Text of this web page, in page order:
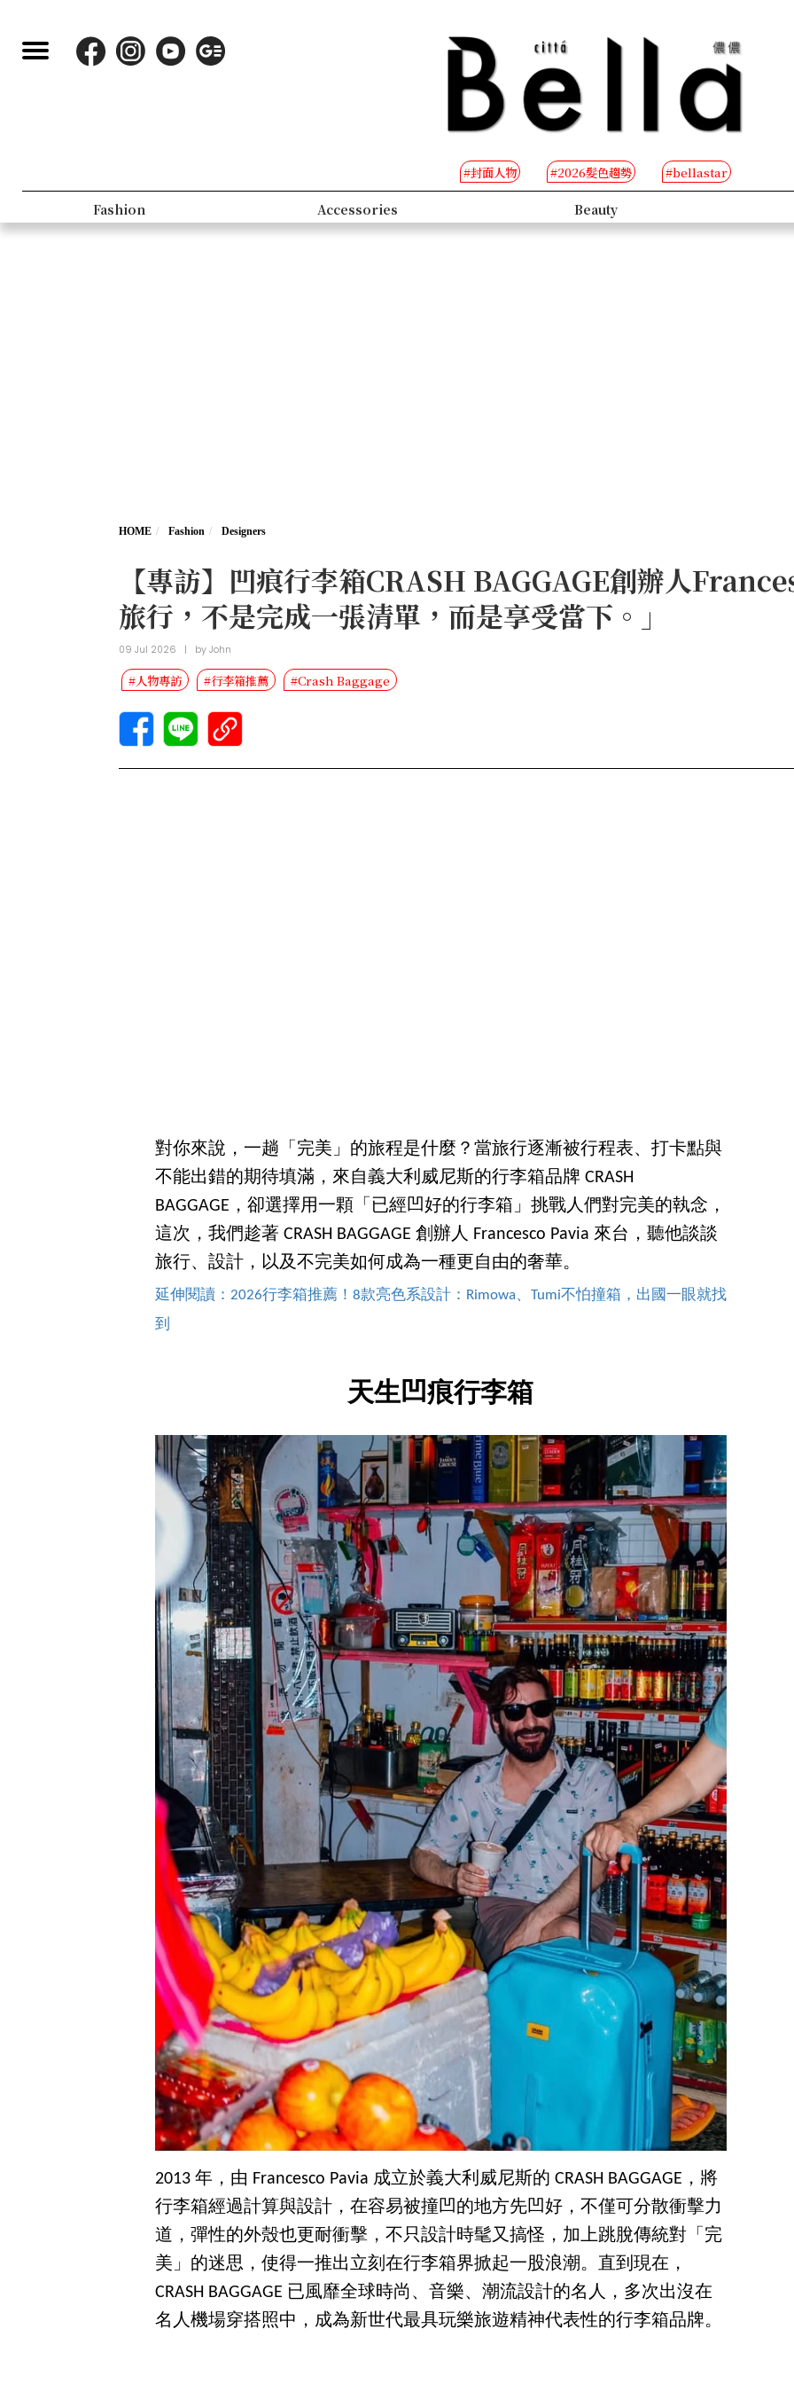
#封面人物 #2026髮色趨勢 #bellastar
Fashion Accessories Beauty
HOME Fashion Designers
【專訪】凹痕行李箱CRASH BAGGAGE創辦人
旅行，不是完成一張清單，而是享受當下。」
09 Jul 2026 | byJohn
#人物專訪 #行李箱推薦 #Crash Baggage
對你來說，一趟「完美」的旅程是什麼？當旅行逐漸被行程表、打卡點與
不能出錯的期待填滿，來自義大利威尼斯的行李箱品牌 CRASH
BAGGAGE，卻選擇用一顆「已經凹好的行李箱」挑戰人們對完美的執念，
這次，我們趁著 CRASH BAGGAGE 創辦人 Francesco Pavia 來台，聽他談談
旅行、設計，以及不完美如何成為一種更自由的奢華。
延伸閱讀：2026行李箱推薦！8款亮色系設計：Rimowa、Tumi不怕撞箱，出國一眼就找
到
天生凹痕行李箱
2013 年，由 Francesco Pavia 成立於義大利威尼斯的 CRASH BAGGAGE，將
行李箱經過計算與設計，在容易被撞凹的地方先凹好，不僅可分散衝擊力
道，彈性的外殼也更耐衝擊，不只設計時髦又搞怪，加上跳脫傳統對「完
美」的迷思，使得一推出立刻在行李箱界掀起一股浪潮。直到現在，
CRASH BAGGAGE 已風靡全球時尚、音樂、潮流設計的名人，多次出沒在
名人機場穿搭照中，成為新世代最具玩樂旅遊精神代表性的行李箱品牌。